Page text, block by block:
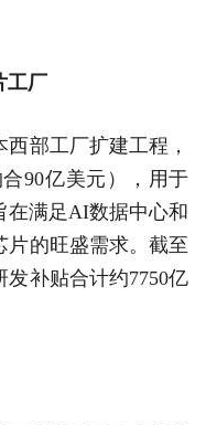
工厂
部工厂扩建工程，
90亿美元），用于
在满足AI数据中心和
片的旺盛需求。截至
补贴合计约7750亿